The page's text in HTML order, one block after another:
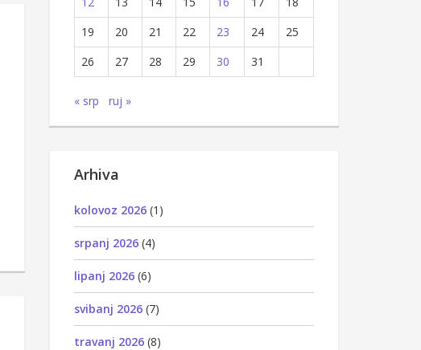
19
20 21 22 23 24
25
26
27 28 29 30 31
« srp ruj »
Arhiva
kolovoz 2026 (1)
srpanj 2026 (4)
lipanj 2026 (6)
svibanj 2026 (7)
travanj 2026 (8)